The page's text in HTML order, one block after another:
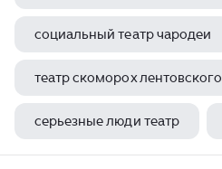
социальный театр чародеи
театр скоморох лентовского
серьезные люди театр